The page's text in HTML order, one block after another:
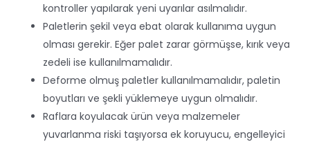
kontroller yapılarak yeni uyarılar asılmalıdır.
Paletlerin şekil veya ebat olarak kullanıma uygun
olması gerekir. Eğer palet zarar görmüşse, kırık veya
zedeli ise kullanılmamalıdır.
Deforme olmuş paletler kullanılmamalıdır, paletin
boyutları ve şekli yüklemeye uygun olmalıdır.
Raflara koyulacak ürün veya malzemeler
yuvarlanma riski taşıyorsa ek koruyucu, engelleyici